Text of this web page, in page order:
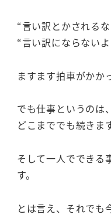
“言い訳とかされる
“言い訳にならない
ますます拍車がかか
でも仕事というのは
どこまででも続きます
そして一人でできる
す。
とは言え、それでも